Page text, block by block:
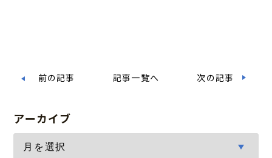
前の記事 記事一覧へ 次の記事
アーカイブ